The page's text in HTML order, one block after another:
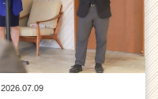
2026.07.09